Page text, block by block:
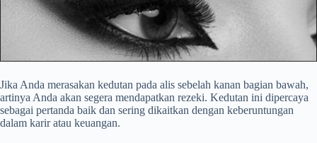
Jika Anda merasakan kedutan pada alis sebelah kanan bagian bawah,
artinya Anda akan segera mendapatkan rezeki. Kedutan ini dipercaya
sebagai pertanda baik dan sering dikaitkan dengan keberuntungan
dalam karir atau keuangan.